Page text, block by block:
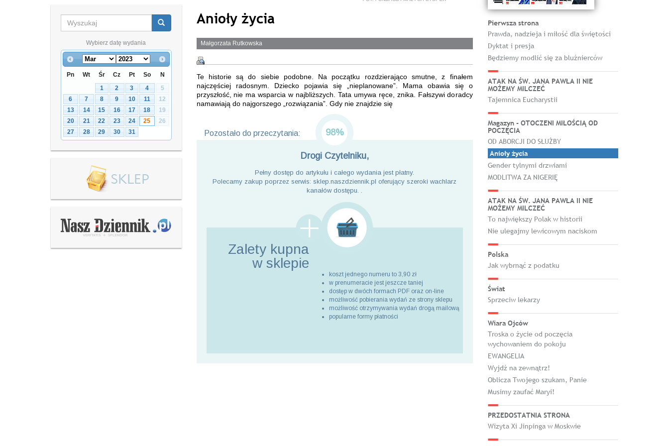
Wybierz datę wydania
Pn Wt Śr Cz Pt So
N
1
2 3 4
5
6
7 8 9 10 11
12
13
14 15 16 17 18
19
20
21 22 23 24 25
26
27
28 29 30 31
Anioły życia
Małgorzata Rutkowska
Te historie są do siebie podobne. Na początku rozdzierająco smutne, z finałem
najczęściej radosnym. Dziecko pojawia się „nieplanowane”. Mama obawia się o
przyszłość, nie ma wsparcia w najbliższych. Tata umywa ręce, znika. Fałszywi doradcy
namawiają do najgorszego „rozwiązania”. Gdy nie znajdzie się
Pozostało do przeczytania: 98%
Drogi Czytelniku,
Pełny dostęp do artykułu i całego wydania jest płatny.
Polecamy zakup poprzez serwis: sklep.naszdziennik.pl oferujący szeroki wachlarz
kanałów dostępu. .
Zalety kupna
w sklepie
koszt jednego numeru to 3,90 zł
w prenumeracie jest jeszcze taniej
dostęp w dwóch formach PDF oraz on-line
możliwość pobierania wydań ze strony sklepu
możliwość otrzymywania wydań drogą mailową
popularne formy płatności
Pierwsza strona
Prawda, nadzieja i miłość dla świętości
Dyktat i presja
Będziemy modlić się za bluźnierców
ATAK NA ŚW. JANA PAWŁA II NIE
MOŻEMY MILCZEĆ
Tajemnica Eucharystii
Magazyn - OTOCZENI MIŁOŚCIĄ OD
POCZĘCIA
OD ABORCJI DO SŁUŻBY
Anioły życia
Gender tylnymi drzwiami
MODLITWA ZA NIGERIĘ
ATAK NA ŚW. JANA PAWŁA II NIE
MOŻEMY MILCZEĆ
To największy Polak w historii
Nie ulegajmy lewicowym naciskom
Polska
Jak wybrnąć z podatku
Świat
Sprzeciw lekarzy
Wiara Ojców
Troska o życie od poczęcia
wychowaniem do pokoju
EWANGELIA
Wyjdź na zewnątrz!
Oblicza Twojego szukam, Panie
Musimy zaufać Maryi!
PRZEDOSTATNIA STRONA
Wizyta Xi Jinpinga w Moskwie